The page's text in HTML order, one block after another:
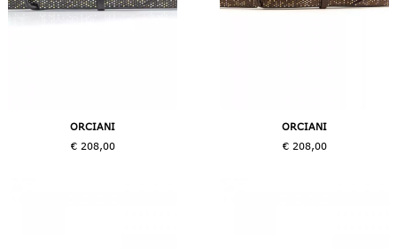
ORCIANI
€ 208,00
ORCIANI
€ 208,00